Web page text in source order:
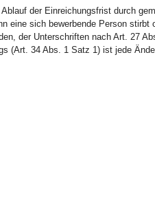
der Einreichungsfrist durch
eine sich bewerbende Person stirbt
der Unterschriften nach Art. 27
(Art. 34 Abs. 1 Satz 1) ist jede